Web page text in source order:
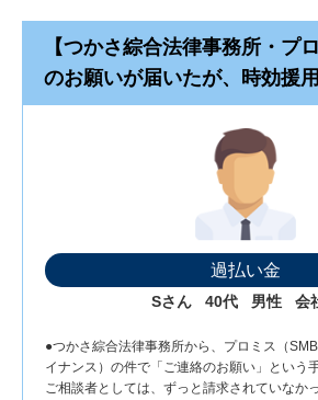
【つかさ綜合法律事務所・プ
のお願いが届いたが、時効援
過払い金
Sさん 40代 男性 会
●つかさ綜合法律事務所から、プロミス（
イナンス）の件で「ご連絡のお願い」という
ご相談者としては、ずっと請求されていなか